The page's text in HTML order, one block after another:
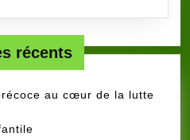
récents
au cœur de la lutte